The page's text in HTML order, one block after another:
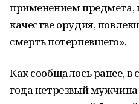
применением предмета,
качестве орудия,
смерть потерпевшего».
Как сообщалось ранее, в
года нетрезвый